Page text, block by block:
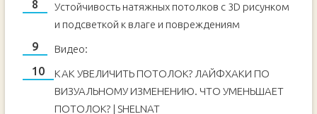
Устойчивость натяжных потолков с 3D рисунком
и подсветкой к влаге и повреждениям
Видео:
КАК УВЕЛИЧИТЬ ПОТОЛОК? ЛАЙФХАКИ ПО
ВИЗУАЛЬНОМУ ИЗМЕНЕНИЮ. ЧТО УМЕНЬШАЕТ
ПОТОЛОК? | SHELNAT